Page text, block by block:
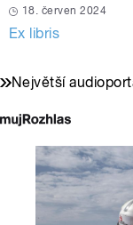
18. červen 2024
Ex libris
Největší